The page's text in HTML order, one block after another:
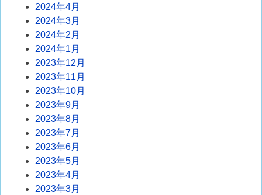
2024年4月
2024年3月
2024年2月
2024年1月
2023年12月
2023年11月
2023年10月
2023年9月
2023年8月
2023年7月
2023年6月
2023年5月
2023年4月
2023年3月